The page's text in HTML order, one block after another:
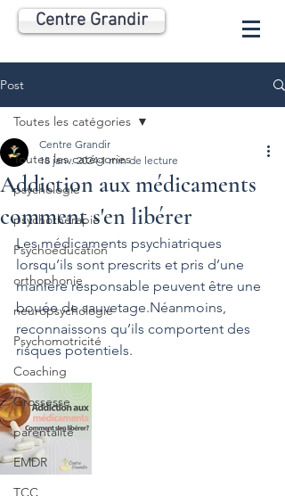
Centre Grandir
Post
Toutes les catégories
psychologie
psychothérapie
Psychoéducation
orthophonie
neuropsychologie
Psychomotricité
Coaching
Grossesse
parentalité
EMDR
TCC
Toutes les catégories
Addiction aux médicaments
comment s'en libérer
Centre Grandir
18 janv. 2024 1 min de lecture
Les médicaments psychiatriques
lorsqu’ils sont prescrits et pris d’une
manière responsable peuvent être une
bouée de sauvetage.Néanmoins,
reconnaissons qu’ils comportent des
risques potentiels.